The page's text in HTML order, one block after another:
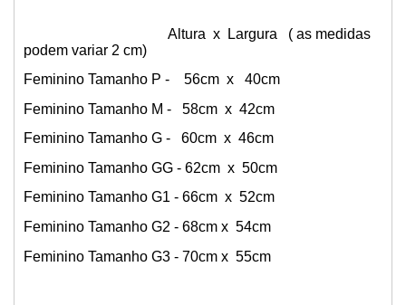
Altura x Largura ( as medidas
podem variar 2 cm)
Feminino Tamanho P - 56cm x 40cm
Feminino Tamanho M - 58cm x 42cm
Feminino Tamanho G - 60cm x 46cm
Feminino Tamanho GG - 62cm x 50cm
Feminino Tamanho G1 - 66cm x 52cm
Feminino Tamanho G2 - 68cm x 54cm
Feminino Tamanho G3 - 70cm x 55cm